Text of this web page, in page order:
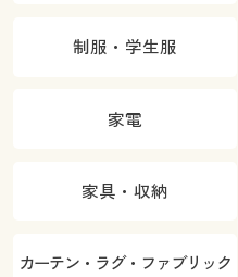
制服・学生服
家電
家具・収納
カーテン・ラグ・ファブリック